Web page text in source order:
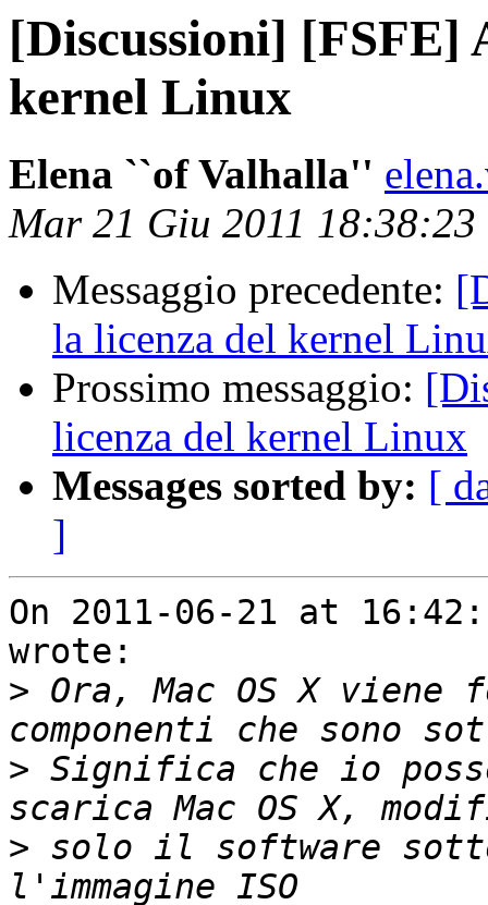
[Discussioni] [FSFE]
kernel Linux
Elena ``of Valhalla''
Mar 21 Giu 2011 18:38:23
Messaggio precedente:
la licenza del kernel
Prossimo messaggio:
licenza del kernel Linux
Messages sorted by: [
]
On 2011-06-21 at
wrote:
> Ora, Mac OS X
> Significa che io
> solo il software